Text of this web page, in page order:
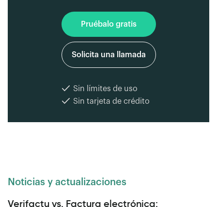
Pruébalo gratis
Solicita una llamada
Sin límites de uso
Sin tarjeta de crédito
Noticias y actualizaciones
Verifactu vs. Factura electrónica: